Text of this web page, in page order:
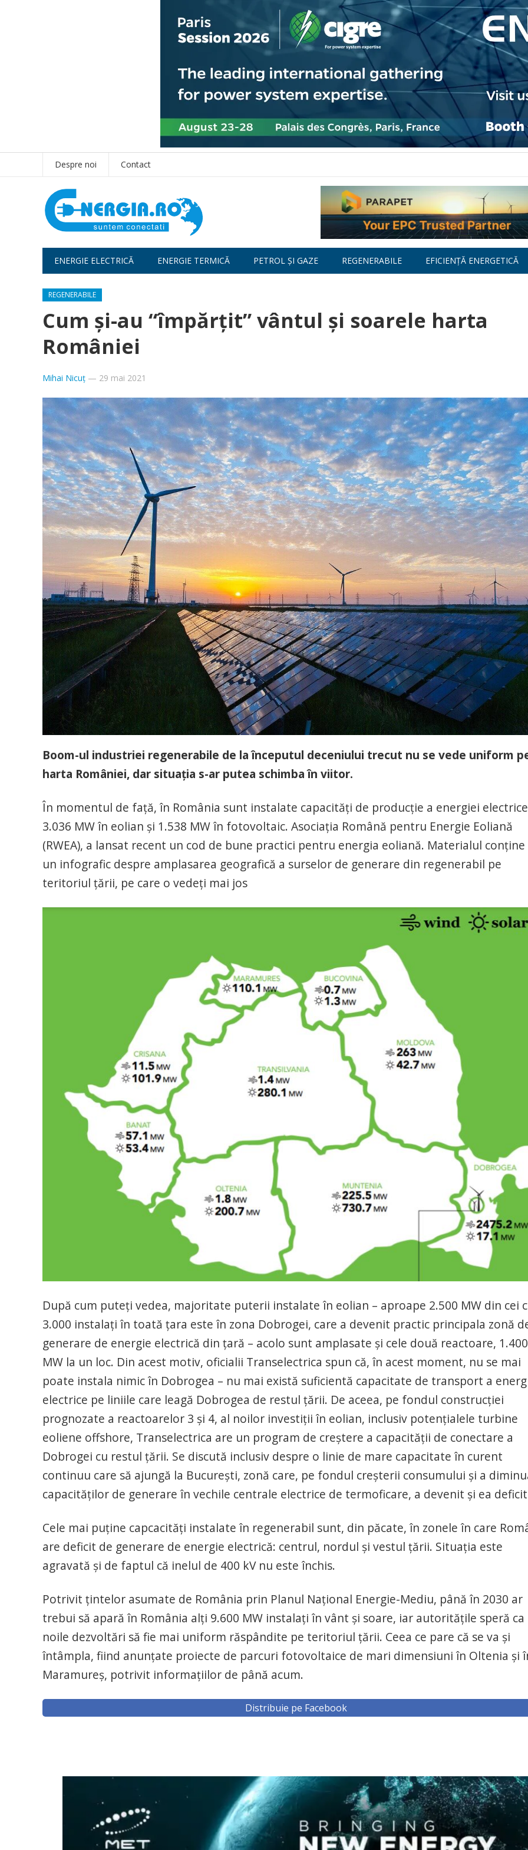
Despre noi Contact
ENERGIE ELECTRICĂ ENERGIE TERMICĂ PETROL ȘI GAZE REGENERABILE EFICIENȚĂ ENERGETICĂ
REGENERABILE
Cum și-au “împărțit” vântul și soarele harta
României
Mihai Nicuț — 29 mai 2021
Boom-ul industriei regenerabile de la începutul deceniului trecut nu se vede uniform
harta României, dar situația s-ar putea schimba în viitor.
În momentul de față, în România sunt instalate capacități de producție a energiei
3.036 MW în eolian și 1.538 MW în fotovoltaic. Asociația Română pentru Energie Eoliană
(RWEA), a lansat recent un cod de bune practici pentru energia eoliană. Materialul conține
un infografic despre amplasarea geografică a surselor de generare din regenerabil pe
teritoriul țării, pe care o vedeți mai jos
După cum puteți vedea, majoritate puterii instalate în eolian – aproape 2.500 MW din cei
3.000 instalați în toată țara este în zona Dobrogei, care a devenit practic principala zonă
generare de energie electrică din țară – acolo sunt amplasate și cele două reactoare, 1.400
MW la un loc. Din acest motiv, oficialii Transelectrica spun că, în acest moment, nu se mai
poate instala nimic în Dobrogea – nu mai există suficientă capacitate de transport a
electrice pe liniile care leagă Dobrogea de restul țării. De aceea, pe fondul construcției
prognozate a reactoarelor 3 și 4, al noilor investiții în eolian, inclusiv potențialele turbine
eoliene offshore, Transelectrica are un program de creștere a capacității de conectare a
Dobrogei cu restul țării. Se discută inclusiv despre o linie de mare capacitate în curent
continuu care să ajungă la București, zonă care, pe fondul creșterii consumului și a
capacităților de generare în vechile centrale electrice de termoficare, a devenit și ea
Cele mai puține capcacități instalate în regenerabil sunt, din păcate, în zonele în care
are deficit de generare de energie electrică: centrul, nordul și vestul țării. Situația este
agravată și de faptul că inelul de 400 kV nu este închis.
Potrivit țintelor asumate de România prin Planul Național Energie-Mediu, până în 2030 ar
trebui să apară în România alți 9.600 MW instalați în vânt și soare, iar autoritățile speră ca
noile dezvoltări să fie mai uniform răspândite pe teritoriul țării. Ceea ce pare că se va și
întâmpla, fiind anunțate proiecte de parcuri fotovoltaice de mari dimensiuni în Oltenia și
Maramureș, potrivit informațiilor de până acum.
Distribuie pe Facebook